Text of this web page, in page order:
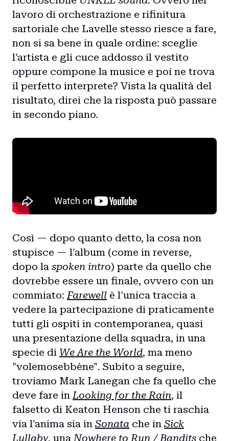
Intro
Blog
Storie
Collaborazioni
lavoro di orchestrazione e rifinitura
sartoriale che Lavelle stesso riesce a fare,
non si sa bene in quale ordine: sceglie
l'artista e gli cuce addosso il vestito
oppure compone la musice e poi ne trova
il perfetto interprete? Vista la qualità del
risultato, direi che la risposta può passare
in secondo piano.
Così — dopo quanto detto, la cosa non
stupisce — l'album (come in reverse,
dopo la spoken intro) parte da quello che
dovrebbe essere un finale, ovvero con un
commiato: Farewell è l'unica traccia a
vedere la partecipazione di praticamente
tutti gli ospiti in contemporanea, quasi
una presentazione della squadra, in una
specie di We Are the World, ma meno
"volemosebbène". Subito a seguire,
troviamo Mark Lanegan che fa quello che
deve fare in Looking for the Rain, il
falsetto di Keaton Henson che ti raschia
via l'anima sia in Sonata che in Sick
Lullaby, una Nowhere to Run / Bandits che